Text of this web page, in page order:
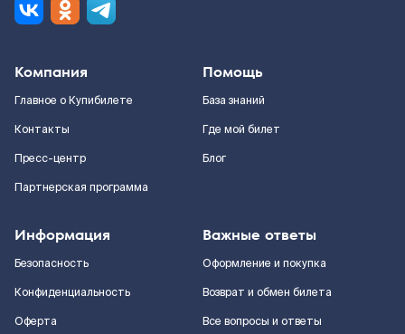
Компания
Главное о Купибилете
Контакты
Пресс-центр
Партнерская программа
Помощь
База знаний
Где мой билет
Блог
Информация
Безопасность
Конфиденциальность
Оферта
Важные ответы
Оформление и покупка
Возврат и обмен билета
Все вопросы и ответы